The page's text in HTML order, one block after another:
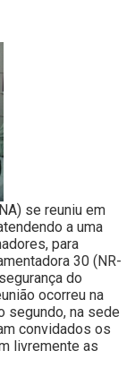
se reuniu em
a uma
para
30 (NR-
do
ocorreu na
segundo, na sede
convidados os
livremente as